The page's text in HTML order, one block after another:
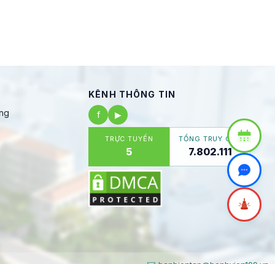
KÊNH THÔNG TIN
f
▶
TRỰC TUYẾN
5
TỔNG TRUY CẬP
7.802.111